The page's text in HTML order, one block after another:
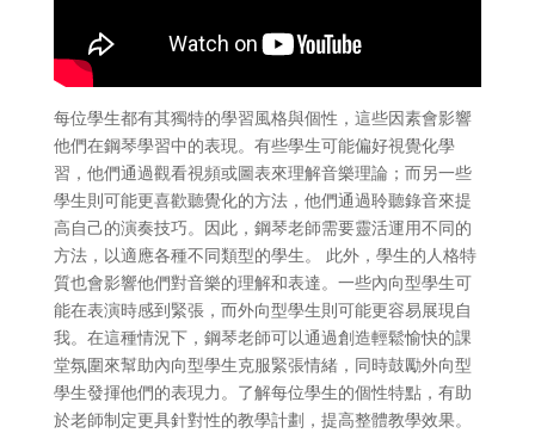
每位學生都有其獨特的學習風格與個性，這些因素會影響
他們在鋼琴學習中的表現。有些學生可能偏好視覺化學
習，他們通過觀看視頻或圖表來理解音樂理論；而另一些
學生則可能更喜歡聽覺化的方法，他們通過聆聽錄音來提
高自己的演奏技巧。因此，鋼琴老師需要靈活運用不同的
方法，以適應各種不同類型的學生。 此外，學生的人格特
質也會影響他們對音樂的理解和表達。一些內向型學生可
能在表演時感到緊張，而外向型學生則可能更容易展現自
我。在這種情況下，鋼琴老師可以通過創造輕鬆愉快的課
堂氛圍來幫助內向型學生克服緊張情緒，同時鼓勵外向型
學生發揮他們的表現力。了解每位學生的個性特點，有助
於老師制定更具針對性的教學計劃，提高整體教學效果。